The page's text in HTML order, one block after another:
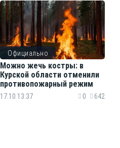
Официально
Можно жечь костры: в
Курской области отменили
противопожарный режим
17.10 13:37 0 642